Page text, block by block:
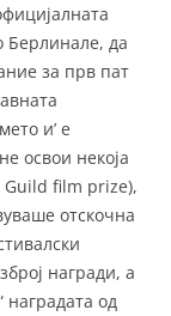
Берлинале, да
за прв пат
и’ е
освои некоја
Guild film prize),
отскочна
награди, а
наградата од